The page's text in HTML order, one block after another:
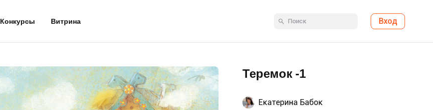
Конкурсы Витрина Вход
Теремок -1
Екатерина Бабок